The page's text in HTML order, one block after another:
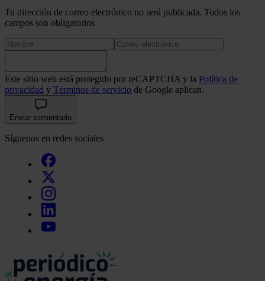
Tu dirección de correo electrónico no será publicada. Todos los
campos son obligatorios
Este sitio web está protegido por reCAPTCHA y la Política de
privacidad y Términos de servicio de Google aplican.
Enviar comentario
Síguenos en redes sociales